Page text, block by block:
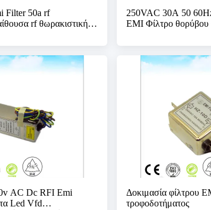
Filter 50a rf
rf θωρακιστική
250VAC 30A 50
EMI Φίλτρο θορύβου
AC Dc RFI Emi
Led Vfd
Δοκιμασία φίλτρου
τροφοδοτήματος